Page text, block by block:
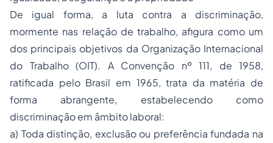
De igual forma, a luta contra a discriminação,
mormente nas relação de trabalho, afigura como um
dos principais objetivos da Organização Internacional
do Trabalho (OIT). A Convenção nº 111, de 1958,
ratificada pelo Brasil em 1965, trata da matéria de
forma abrangente, estabelecendo como
discriminação em âmbito laboral:
a) Toda distinção, exclusão ou preferência fundada na